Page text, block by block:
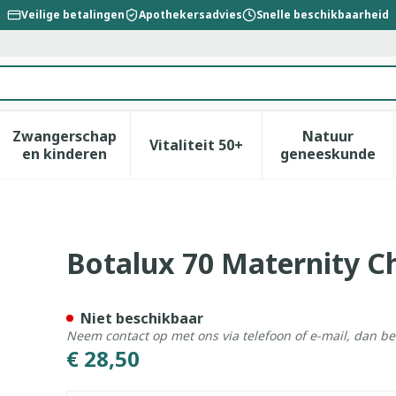
Veilige betalingen Apothekersadvies Snelle beschikbaarheid
verzorging en hygiëne categorie
voor Dieet, voeding en vitamines categorie
Zwangerschap
en kinderenToon submenu voor Zwangerschap en
Vitaliteit 50+Toon submenu voor
Natuur
geneeskunde
Toon
Botalux 70 Maternity
€ 28,50
Niet beschikbaar
Neem contact op met ons via telefoon of e-mail, dan